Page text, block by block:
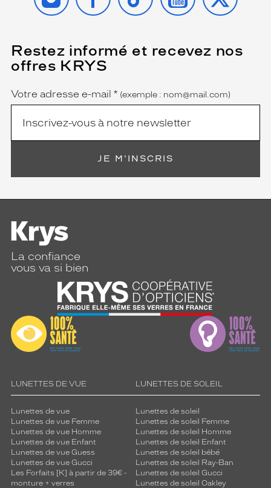
Restez informé et recevez nos
offres KRYS
Name
Votre adresse e-mail *
(Ce
champ
est
obligatoire)
(exemple : nom@mail.com)
JE M'INSCRIS
La confiance
vous va si bien
LUNETTES DE VUE
Lunettes de vue
Lunettes de vue Femme
Lunettes de vue Homme
Lunettes de vue Enfant
Lunettes de vue Guess
Lunettes de vue Gucci
Les Forfaits [K] à partir de 39€ -
monture + verres
LUNETTES DE SOLEIL
Lunettes de soleil
Lunettes de soleil Femme
Lunettes de soleil Homme
Lunettes de soleil Enfant
Lunettes de soleil bébé
Lunettes de soleil Ray-Ban
Lunettes de soleil Gucci
Lunettes de soleil Oakley